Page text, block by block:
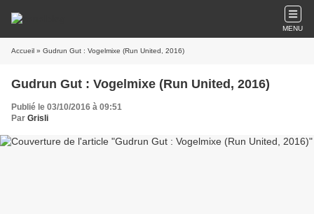
MENU
Accueil » Gudrun Gut : Vogelmixe (Run United, 2016)
Gudrun Gut : Vogelmixe (Run United, 2016)
Publié le 03/10/2016 à 09:51
Par Grisli